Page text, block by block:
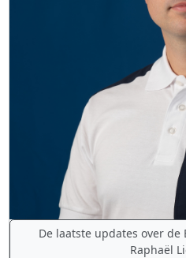
De laatste updates over
Raphaël